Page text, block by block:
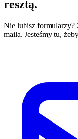
resztą.
Nie lubisz formularzy?
maila. Jesteśmy tu,